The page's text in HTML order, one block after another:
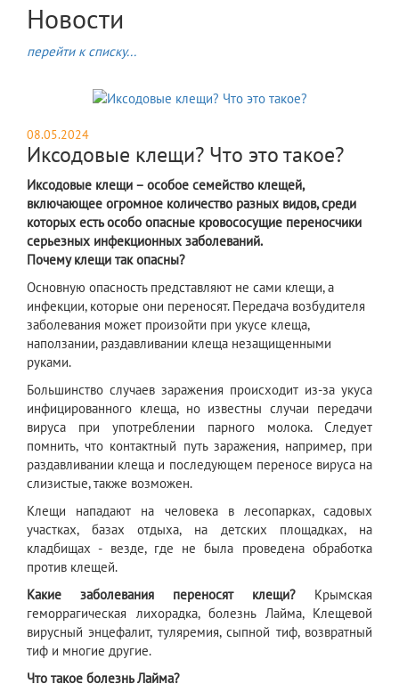
Новости
перейти к списку...
08.05.2024
Иксодовые клещи? Что это такое?
Иксодовые клещи – особое семейство клещей,
включающее огромное количество разных видов, среди
которых есть особо опасные кровососущие переносчики
серьезных инфекционных заболеваний.
Почему клещи так опасны?
​Основную опасность представляют не сами клещи, а
инфекции, которые они переносят. Передача возбудителя
заболевания может произойти при укусе клеща,
наползании, раздавливании клеща незащищенными
руками.
Большинство случаев заражения происходит из-за укуса
инфицированного клеща, но известны случаи передачи
вируса при употреблении парного молока. Следует
помнить, что контактный путь заражения, например, при
раздавливании клеща и последующем переносе вируса на
слизистые, также возможен.
Клещи нападают на человека в лесопарках, садовых
участках, базах отдыха, на детских площадках, на
кладбищах - везде, где не была проведена обработка
против клещей.
Какие заболевания переносят клещи? Крымская
геморрагическая лихорадка, болезнь Лайма, Клещевой
вирусный энцефалит, туляремия, сыпной тиф, возвратный
тиф и многие другие.
Что такое болезнь Лайма?